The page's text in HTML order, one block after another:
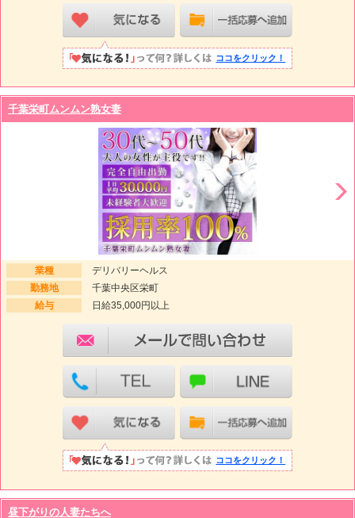
ココをクリック！
千葉栄町ムンムン熟女妻
業種
デリバリーヘルス
勤務地
千葉中央区栄町
給与
日給35,000円以上
ココをクリック！
昼下がりの人妻たちへ